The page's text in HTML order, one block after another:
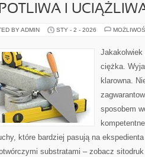
I
BY ADMIN STY - 2 - 2026
Jakakolwiek
ciężka.
klarowna.
sposobem
które bardziej pasują na
substratami – zobacz sitodruk